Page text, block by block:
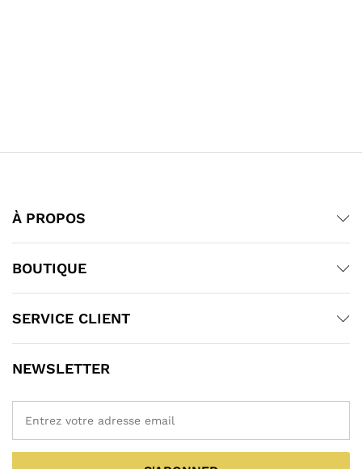
À PROPOS
BOUTIQUE
SERVICE CLIENT
NEWSLETTER